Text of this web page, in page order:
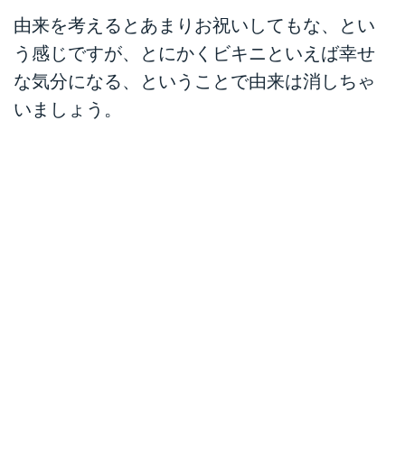
由来を考えるとあまりお祝いしてもな、とい
う感じですが、とにかくビキニといえば幸せ
な気分になる、ということで由来は消しちゃ
いましょう。